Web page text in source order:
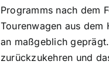
Programms nach dem
Tourenwagen aus
an maßgeblich
zurückzukehren und